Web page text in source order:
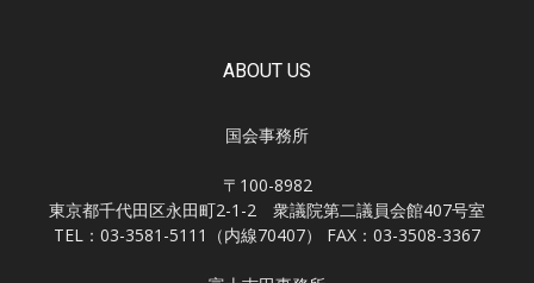
ABOUT US
国会事務所
〒100-8982
東京都千代田区永田町2-1-2 衆議院第二議員会館407号室
TEL：03-3581-5111（内線70407） FAX：03-3508-3367